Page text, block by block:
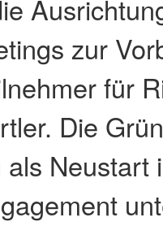
zur
für
Die
als